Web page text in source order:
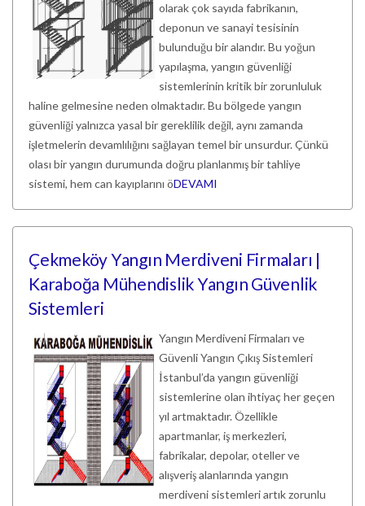
olarak çok sayıda fabrikanın,
deponun ve sanayi tesisinin
bulunduğu bir alandır. Bu yoğun
yapılaşma, yangın güvenliği
sistemlerinin kritik bir zorunluluk
haline gelmesine neden olmaktadır. Bu bölgede yangın
güvenliği yalnızca yasal bir gereklilik değil, aynı zamanda
işletmelerin devamlılığını sağlayan temel bir unsurdur. Çünkü
olası bir yangın durumunda doğru planlanmış bir tahliye
sistemi, hem can kayıplarını öDEVAMI
Çekmeköy Yangın Merdiveni Firmaları |
Karaboğa Mühendislik Yangın Güvenlik
Sistemleri
Yangın Merdiveni Firmaları ve
Güvenli Yangın Çıkış Sistemleri
İstanbul’da yangın güvenliği
sistemlerine olan ihtiyaç her geçen
yıl artmaktadır. Özellikle
apartmanlar, iş merkezleri,
fabrikalar, depolar, oteller ve
alışveriş alanlarında yangın
merdiveni sistemleri artık zorunlu